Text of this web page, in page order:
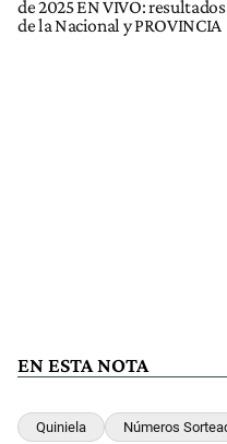
de 2025 EN VIVO: resultados
de la Nacional y PROVINCIA
EN ESTA NOTA
Quiniela Números